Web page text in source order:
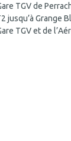
TGV de
jusqu’à Grange
TGV et de